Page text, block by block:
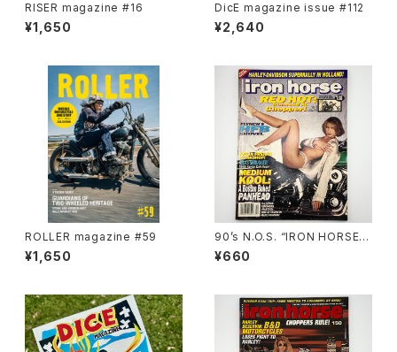
RISER magazine #16
¥1,650
DicE magazine issue #112
¥2,640
ROLLER magazine #59
¥1,650
90’s N.O.S. “IRON HORSE”
magazine #138(Dec.’95 iss
ue)
¥660